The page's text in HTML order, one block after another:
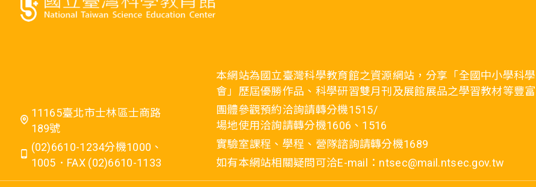
11165臺北市士林區士商路
189號
(02)6610-1234分機1000、
1005．FAX (02)6610-1133
本網站為國立臺灣科學教育館之資源網站，分享「全國中小學科
會」歷屆優勝作品、科學研習雙月刊及展館展品之學習教材等豐
團體參觀預約洽詢請轉分機1515/
場地使用洽詢請轉分機1606、1516
實驗室課程、學程、營隊諮詢請轉分機1689
如有本網站相關疑問可洽E-mail：ntsec@mail.ntsec.gov.tw